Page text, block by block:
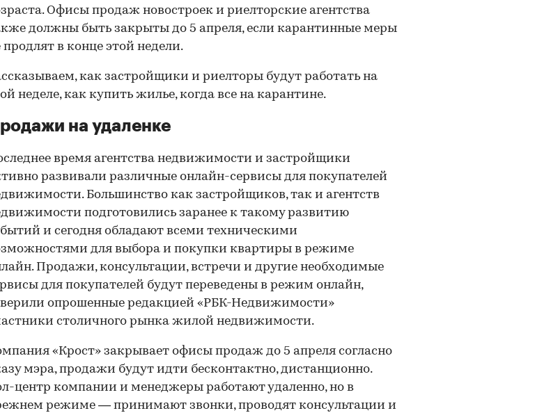
Офисы продаж новостроек и риелторские агентства
должны быть закрыты до 5 апреля, если карантинные меры
продлят в конце этой недели.
как застройщики и риелторы будут работать на
неделе, как купить жилье, когда все на карантине.
на удаленке
время агентства недвижимости и застройщики
развивали различные онлайн-сервисы для покупателей
Большинство как застройщиков, так и агентств
подготовились заранее к такому развитию
и сегодня обладают всеми техническими
для выбора и покупки квартиры в режиме
Продажи, консультации, встречи и другие необходимые
для покупателей будут переведены в режим онлайн,
опрошенные редакцией «РБК-Недвижимости»
столичного рынка жилой недвижимости.
«Крост» закрывает офисы продаж до 5 апреля согласно
мэра, продажи будут идти бесконтактно, дистанционно.
центр компании и менеджеры работают удаленно, но в
режиме — принимают звонки, проводят консультации и